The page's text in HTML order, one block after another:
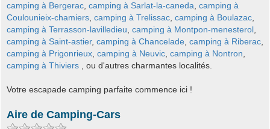
camping à Bergerac camping à Sarlat-la-caneda camping à
Coulounieix-chamiers camping à Trelissac camping à Boulazac
camping à Terrasson-lavilledieu camping à Montpon-menesterol
camping à Saint-astier, camping à Chancelade camping à Riberac
camping à Prigonrieux camping à Neuvic camping à Nontron
camping à Thiviers , ou d'autres charmantes localités.
Votre escapade camping parfaite commence ici !
Aire de Camping-Cars